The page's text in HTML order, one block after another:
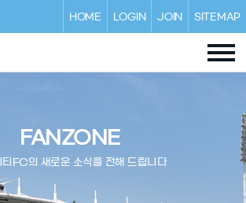
HOME LOGIN JOIN SITEMAP
FANZONE
티FC의 새로운 소식을 전해 드립니다